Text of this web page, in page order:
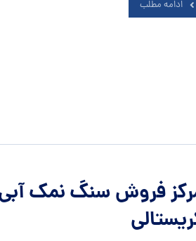
ادامه مطلب
فروش سنگ نمک